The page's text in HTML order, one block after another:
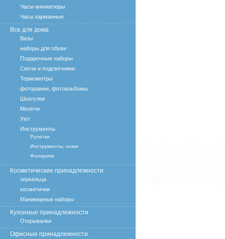
Часы-миниатюры
Часы карманные
Все для дома
Вазы
наборы для обуви
Подарочные наборы
Свечи и подсвечники
Термометры
фоторамки, фотоальбомы
Шкатулки
Мелочи
Уют
Инструменты
Рулетки
Инструменты, ножи
Фонарики
Косметические принадлежности
зеркальца
косметички
Маникюрные наборы
Кухонные принадлежности
Открывалки
Офисные принадлежности